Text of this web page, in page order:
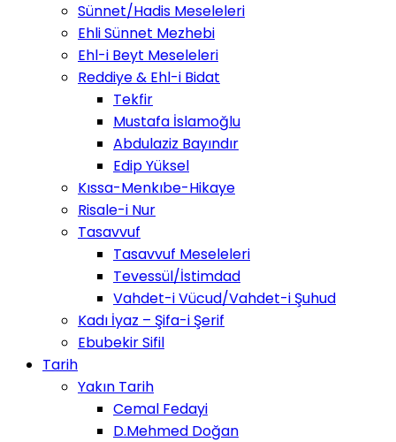
Sünnet/Hadis Meseleleri
Ehli Sünnet Mezhebi
Ehl-i Beyt Meseleleri
Reddiye & Ehl-i Bidat
Tekfir
Mustafa İslamoğlu
Abdulaziz Bayındır
Edip Yüksel
Kıssa-Menkıbe-Hikaye
Risale-i Nur
Tasavvuf
Tasavvuf Meseleleri
Tevessül/İstimdad
Vahdet-i Vücud/Vahdet-i Şuhud
Kadı İyaz – Şifa-i Şerif
Ebubekir Sifil
Tarih
Yakın Tarih
Cemal Fedayi
D.Mehmed Doğan